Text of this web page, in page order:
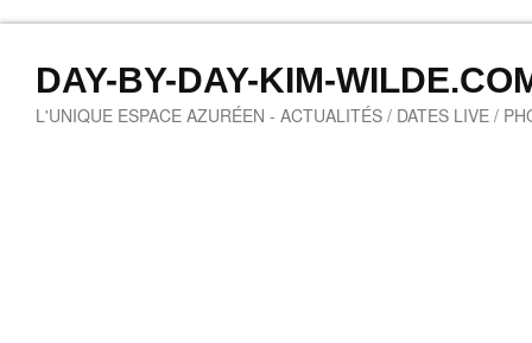
DAY-BY-DAY-KIM-
L'UNIQUE ESPACE AZURÉEN - ACTUALITÉS / DATES LIVE /